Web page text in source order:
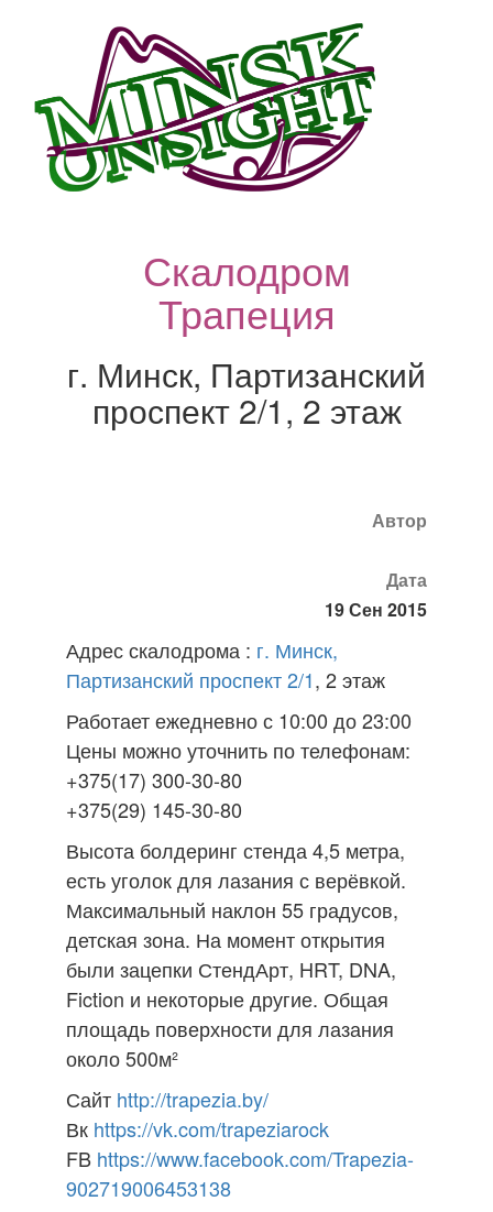
Скалодром
Трапеция
г. Минск, Партизанский
проспект 2/1, 2 этаж
Автор
Дата
19 Сен 2015
Адрес скалодрома : г. Минск,
Партизанский проспект 2/1, 2 этаж
Работает ежедневно с 10:00 до 23:00
Цены можно уточнить по телефонам:
+375(17) 300-30-80
+375(29) 145-30-80
Высота болдеринг стенда 4,5 метра,
есть уголок для лазания с верёвкой.
Максимальный наклон 55 градусов,
детская зона. На момент открытия
были зацепки СтендАрт, HRT, DNA,
Fiction и некоторые другие. Общая
площадь поверхности для лазания
около 500м²
Сайт http://trapezia.by/
Вк https://vk.com/trapeziarock
FB https://www.facebook.com/Trapezia-
902719006453138